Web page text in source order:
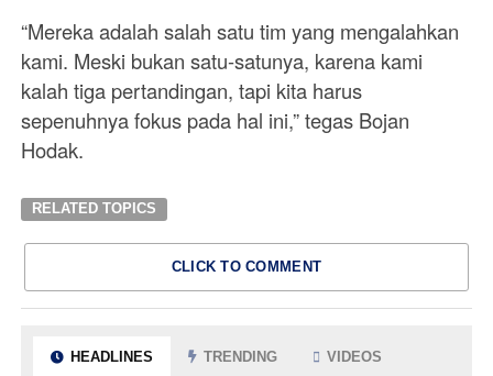
“Mereka adalah salah satu tim yang mengalahkan
kami. Meski bukan satu-satunya, karena kami
kalah tiga pertandingan, tapi kita harus
sepenuhnya fokus pada hal ini,” tegas Bojan
Hodak.
RELATED TOPICS
CLICK TO COMMENT
HEADLINES TRENDING VIDEOS